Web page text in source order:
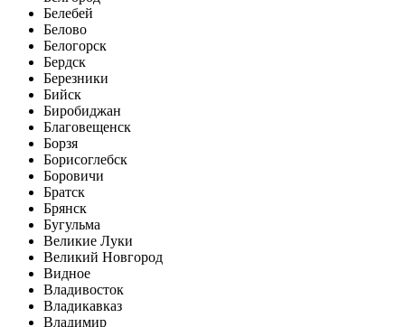
Белебей
Белово
Белогорск
Бердск
Березники
Бийск
Биробиджан
Благовещенск
Борзя
Борисоглебск
Боровичи
Братск
Брянск
Бугульма
Великие Луки
Великий Новгород
Видное
Владивосток
Владикавказ
Владимир